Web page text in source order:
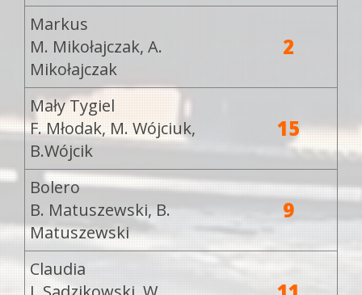
Markus
M. Mikołajczak, A.
Mikołajczak
2
Mały Tygiel
F. Młodak, M. Wójciuk,
B.Wójcik
15
Bolero
B. Matuszewski, B.
Matuszewski
9
Claudia